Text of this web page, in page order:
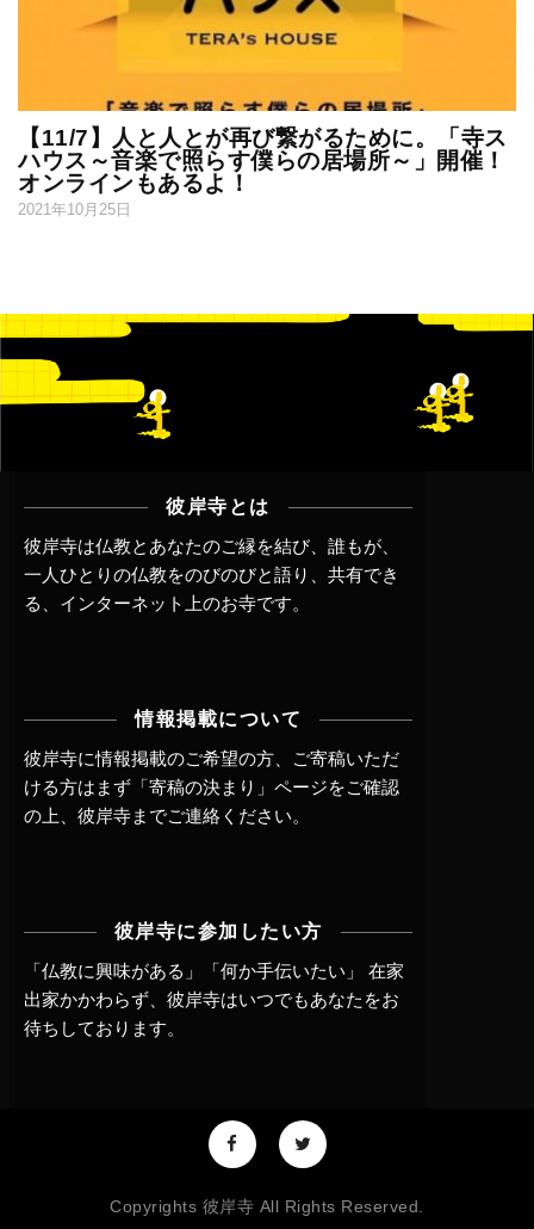
【11/7】人と人とが再び繋がるために。「寺ス
ハウス～音楽で照らす僕らの居場所～」開催！
オンラインもあるよ！
2021年10月25日
彼岸寺とは
彼岸寺は仏教とあなたのご縁を結び、誰もが、
一人ひとりの仏教をのびのびと語り、共有でき
る、インターネット上のお寺です。
情報掲載について
彼岸寺に情報掲載のご希望の方、ご寄稿いただ
ける方はまず 「寄稿の決まり」ページをご確認
の上、 彼岸寺までご連絡 ください。
彼岸寺に参加したい方
「仏教に興味がある」「何か手伝いたい」 在家
出家かかわらず、 彼岸寺はいつでもあなたをお
待ちしております。
Copyrights 彼岸寺 All Rights Reserved.